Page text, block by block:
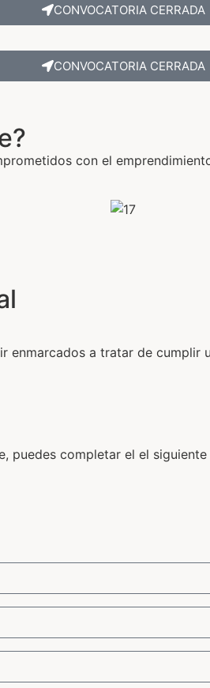
CONVOCATORIA CERRADA
CONVOCATORIA CERRADA
con el
enmarcados a tratar de cumplir
puedes completar el el